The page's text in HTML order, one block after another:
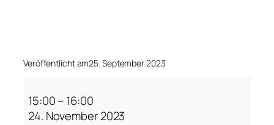
Veröffentlicht am25. September 2023
15:00– 16:00
24. November 2023